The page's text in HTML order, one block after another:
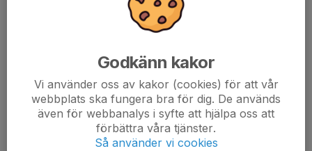
Vi vill också uppmuntra föräldrar som är intresserade av att
engagera sig som tränare att ta kontakt. Om en förälder vill vara
Vi ser fram emot att välkomna nya spelare.
Vänliga hälsningar,
Godkänn kakor
Vi använder oss av kakor (cookies) för att vår
webbplats ska fungera bra för dig. De används
även för webbanalys i syfte att hjälpa oss att
förbättra våra tjänster.
Så använder vi cookies